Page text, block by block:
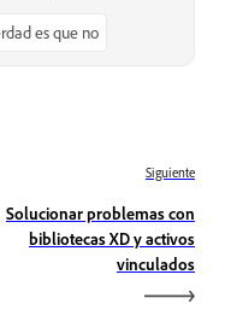
es que no
Siguiente
Solucionar problemas con
bibliotecas XD y activos
vinculados